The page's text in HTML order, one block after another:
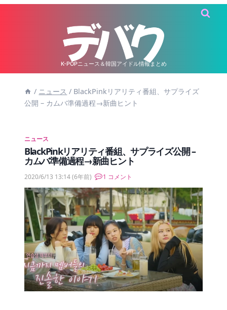
K-POPニュース＆韓国アイドル情報まとめ
/ ニュース / BlackPinkリアリティ番組、サプライズ
公開 – カムバ準備過程→新曲ヒント
ニュース
BlackPinkリアリティ番組、サプライズ公開 –
カムバ準備過程→新曲ヒント
2020/6/13 13:14(6年前) 1 コメント